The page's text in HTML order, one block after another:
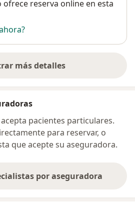
ofrece reserva online en esta
más detalles
sobre la dirección
pacientes particulares.
para reservar, o
que acepte su aseguradora.
por aseguradora